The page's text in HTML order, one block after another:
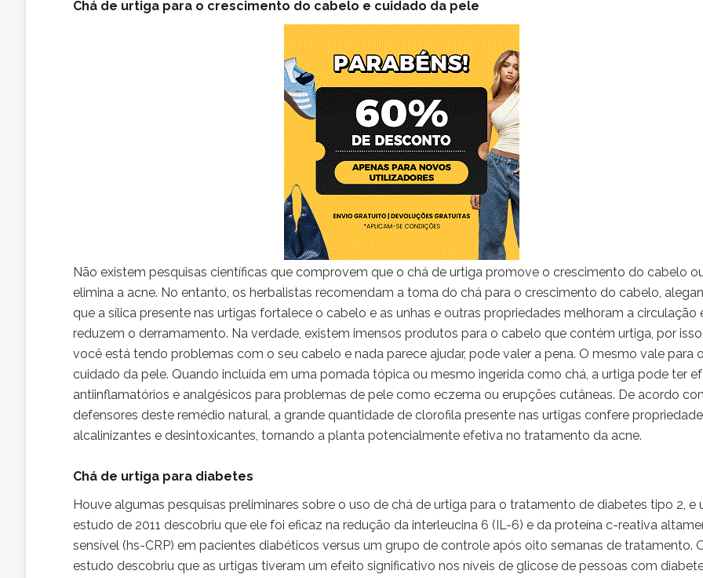
Chá de urtiga para o crescimento do cabelo e cuidado da pele
Não existem pesquisas científicas que comprovem que o chá de urtiga promove o crescimento do cabelo
elimina a acne. No entanto, os herbalistas recomendam a toma do chá para o crescimento do cabelo,
que a sílica presente nas urtigas fortalece o cabelo e as unhas e outras propriedades melhoram a circulação
reduzem o derramamento. Na verdade, existem imensos produtos para o cabelo que contém urtiga, por
você está tendo problemas com o seu cabelo e nada parece ajudar, pode valer a pena. O mesmo vale para
cuidado da pele. Quando incluída em uma pomada tópica ou mesmo ingerida como chá, a urtiga pode ter
antiinflamatórios e analgésicos para problemas de pele como eczema ou erupções cutâneas. De acordo
defensores deste remédio natural, a grande quantidade de clorofila presente nas urtigas confere
alcalinizantes e desintoxicantes, tornando a planta potencialmente efetiva no tratamento da acne.
Chá de urtiga para diabetes
Houve algumas pesquisas preliminares sobre o uso de chá de urtiga para o tratamento de diabetes tipo 2, e
estudo de 2011 descobriu que ele foi eficaz na redução da interleucina 6 (IL-6) e da proteína c-reativa
sensível (hs-CRP) em pacientes diabéticos versus um grupo de controle após oito semanas de tratamento.
estudo descobriu que as urtigas tiveram um efeito significativo nos níveis de glicose de pessoas com